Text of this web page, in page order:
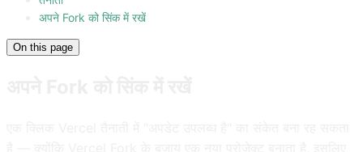
अपने Fork को सिंक में रखें
On this page